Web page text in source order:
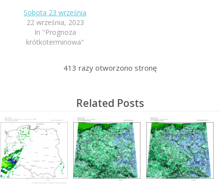
Sobota 23 września
22 września, 2023
In "Prognoza
krótkoterminowa"
413 razy otworzono stronę
Related Posts